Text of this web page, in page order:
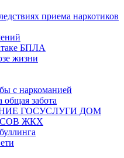
приема наркотиков
БПЛА
жизни
с наркоманией
забота
ГОСУСЛУГИ ДОМ
ЖКХ